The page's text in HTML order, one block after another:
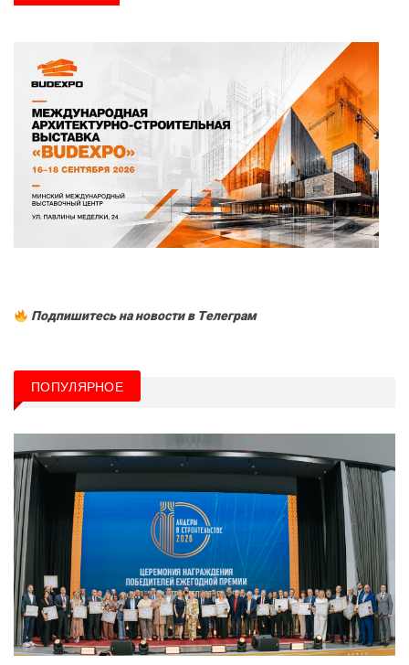
Подпишитесь на новости в Tелеграм
ПОПУЛЯРНОЕ